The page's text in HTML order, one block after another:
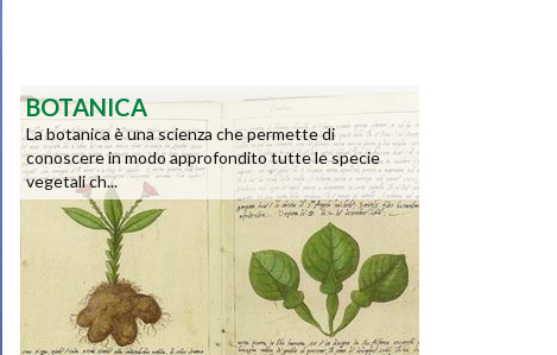
BOTANICA
La botanica è una scienza che permette di
conoscere in modo approfondito tutte le specie
vegetali ch...